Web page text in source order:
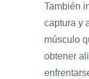
También
captura y
músculo
obtener